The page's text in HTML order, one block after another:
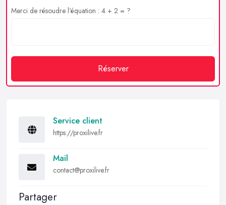
Merci de résoudre l'équation : 4 + 2 = ?
Réserver
Service client
https://proxilive.fr
Mail
contact@proxilive.fr
Partager